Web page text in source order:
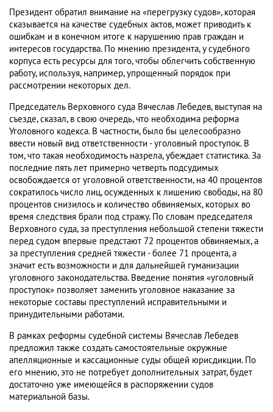
Президент обратил внимание на «перегрузку судов», которая
сказывается на качестве судебных актов, может приводить к
ошибкам и в конечном итоге к нарушению прав граждан и
интересов государства. По мнению президента, у судебного
корпуса есть ресурсы для того, чтобы облегчить собственную
работу, используя, например, упрощенный порядок при
рассмотрении некоторых дел.
Председатель Верховного суда Вячеслав Лебедев, выступая на
съезде, сказал, в свою очередь, что необходима реформа
Уголовного кодекса. В частности, было бы целесообразно
ввести новый вид ответственности - уголовный проступок. В
том, что такая необходимость назрела, убеждает статистика. За
последние пять лет примерно четверть подсудимых
освобождается от уголовной ответственности, на 40 процентов
сократилось число лиц, осужденных к лишению свободы, на 80
процентов снизилось и количество обвиняемых, которых во
время следствия брали под стражу. По словам председателя
Верховного суда, за преступления небольшой степени тяжести
перед судом впервые предстают 72 процентов обвиняемых, а
за преступления средней тяжести - более 71 процента, а
значит есть возможности и для дальнейшей гуманизации
уголовного законодательства. Введение понятия «уголовный
проступок» позволяет заменить уголовное наказание за
некоторые составы преступлений исправительными и
принудительными работами.
В рамках реформы судебной системы Вячеслав Лебедев
предложил также создать самостоятельные окружные
апелляционные и кассационные суды общей юрисдикции. По
его мнению, это не потребует дополнительных затрат, будет
достаточно уже имеющейся в распоряжении судов
материальной базы.